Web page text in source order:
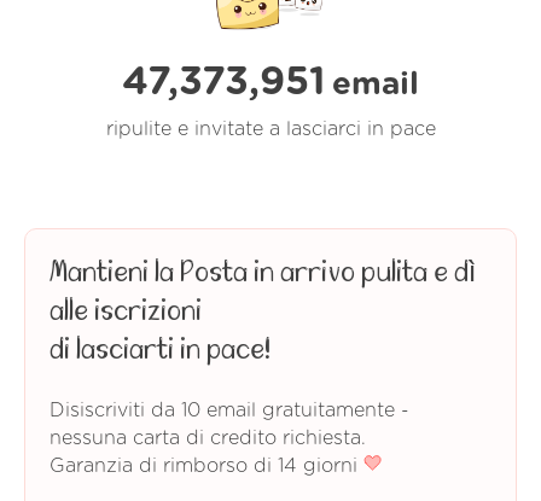
47,373,951 email
ripulite e invitate a lasciarci in pace
Mantieni la Posta in arrivo pulita e dì
alle iscrizioni
di lasciarti in pace!
Disiscriviti da 10 email gratuitamente -
nessuna carta di credito richiesta.
Garanzia di rimborso di 14 giorni